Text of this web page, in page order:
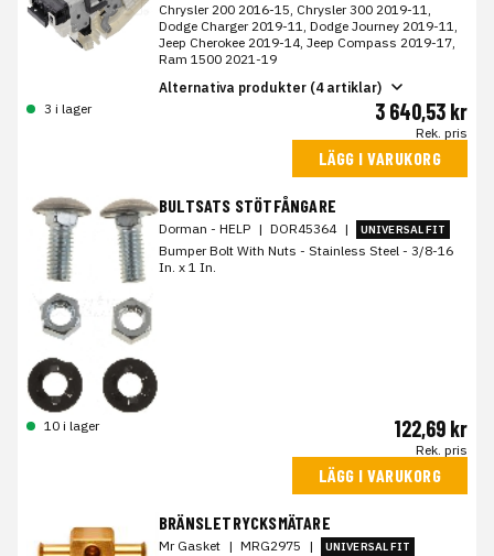
Chrysler 200 2016-15, Chrysler 300 2019-11,
Dodge Charger 2019-11, Dodge Journey 2019-11,
Jeep Cherokee 2019-14, Jeep Compass 2019-17,
Ram 1500 2021-19
Alternativa produkter (4 artiklar)
3 i lager
3 640,53 kr
Rek. pris
LÄGG I VARUKORG
BULTSATS STÖTFÅNGARE
Dorman - HELP | DOR45364 | UNIVERSAL FIT
Bumper Bolt With Nuts - Stainless Steel - 3/8-16
In. x 1 In.
10 i lager 122,69 kr
Rek. pris
LÄGG I VARUKORG
BRÄNSLETRYCKSMÄTARE
Mr Gasket | MRG2975 | UNIVERSAL FIT